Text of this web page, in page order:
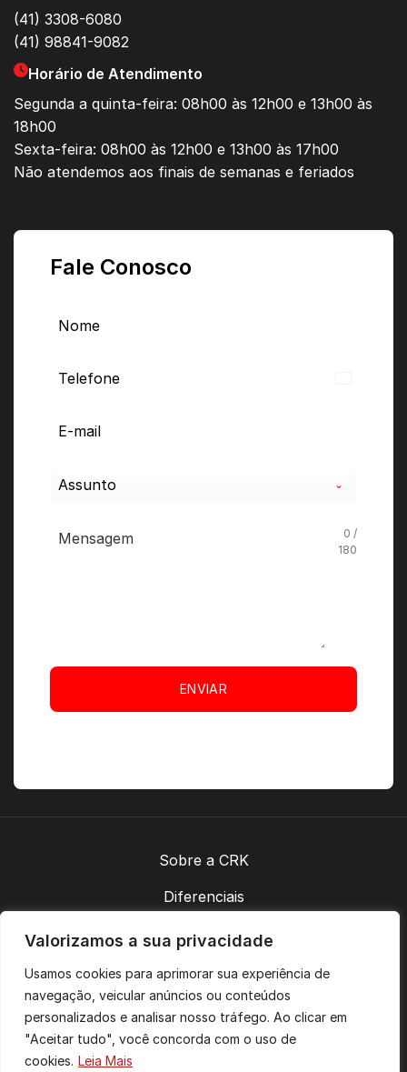
Valorizamos a sua privacidade
Usamos cookies para aprimorar sua experiência de
navegação, veicular anúncios ou conteúdos
personalizados e analisar nosso tráfego. Ao clicar em
"Aceitar tudo", você concorda com o uso de
cookies. Leia Mais
(41) 3308-6080
(41) 98841-9082
Horário de Atendimento
Segunda a quinta-feira: 08h00 às 12h00 e 13h00 às
18h00
Sexta-feira: 08h00 às 12h00 e 13h00 às 17h00
Não atendemos aos finais de semanas e feriados
Fale Conosco
Assunto
0 /
180
ENVIAR
Sobre a CRK
Diferenciais
Contatos
Política de Privacidade
Acompanhe-nos: